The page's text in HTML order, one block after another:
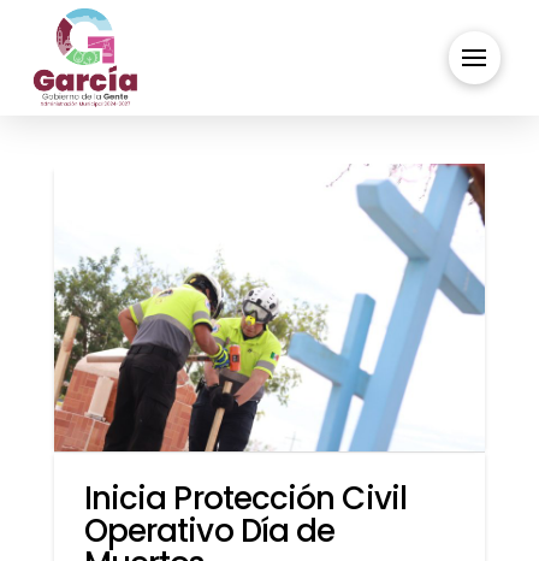
Inicia Protección Civil
Operativo Día de